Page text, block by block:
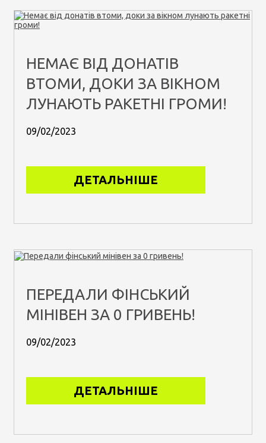
НЕМАЄ ВІД ДОНАТІВ
ВТОМИ, ДОКИ ЗА ВІКНОМ
ЛУНАЮТЬ РАКЕТНІ ГРОМИ!
09/02/2023
ДЕТАЛЬНІШЕ
ПЕРЕДАЛИ ФІНСЬКИЙ
МІНІВЕН ЗА 0 ГРИВЕНЬ!
09/02/2023
ДЕТАЛЬНІШЕ